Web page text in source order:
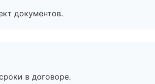
документов.
в договоре.